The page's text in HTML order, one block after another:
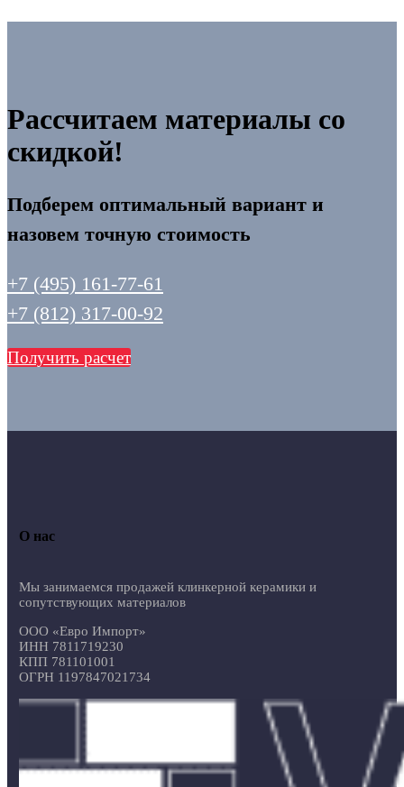
Рассчитаем материалы со
скидкой!
Подберем оптимальный вариант и
назовем точную стоимость
+7 (495) 161-77-61
+7 (812) 317-00-92
Получить расчет
О нас
Мы занимаемся продажей клинкерной керамики и
сопутствующих материалов
ООО «Евро Импорт»
ИНН 7811719230
КПП 781101001
ОГРН 1197847021734